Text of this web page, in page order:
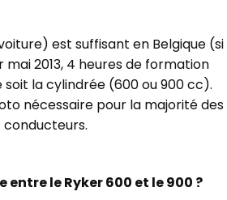
est suffisant en Belgique (si
mai 2013, 4 heures de formation
soit la cylindrée (600 ou 900 cc).
nécessaire pour la majorité des
conducteurs.
entre le Ryker 600 et le 900 ?